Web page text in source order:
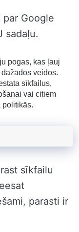
Google
sadaļu.
pogas, kas ļauj
veidos.
sīkfailus,
vai citiem
politikās.
sīkfailu
parasti ir